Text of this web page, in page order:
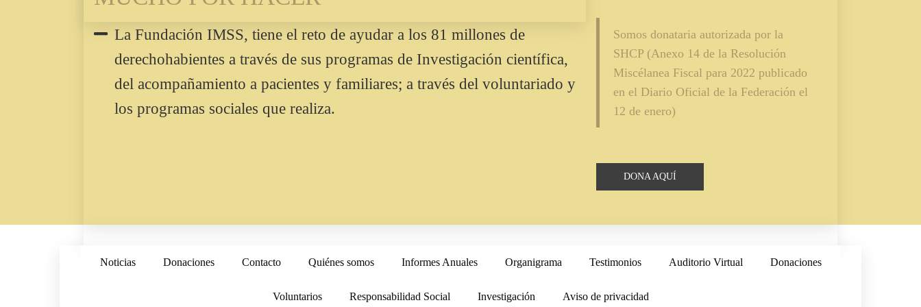
La Fundación IMSS, tiene el reto de ayudar a los 81 millones de
derechohabientes a través de sus programas de Investigación científica,
del acompañamiento a pacientes y familiares; a través del voluntariado y
los programas sociales que realiza.
Somos donataria autorizada por la
SHCP (Anexo 14 de la Resolución
Miscélanea Fiscal para 2022 publicado
en el Diario Oficial de la Federación el
12 de enero)
DONA AQUÍ
Noticias Donaciones Contacto Quiénes somos Informes Anuales Organigrama Testimonios Auditorio Virtual Donaciones
Voluntarios Responsabilidad Social Investigación Aviso de privacidad